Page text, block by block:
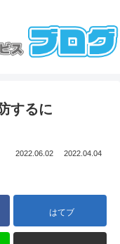
するに
2022.06.02 2022.04.04
はてブ